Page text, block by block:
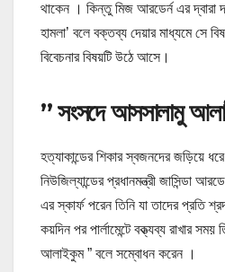
থাকেন । কিন্তু মিজ আরডের্ন এর দ্বারা
হামলা’ বলে বক্তব্য দেয়ার মাধ্যমে সে
বিবেচনার বিষয়টি উঠে আসে।
” সংসদে আসসালামু
হত্যাকান্ডের শিকার স্বজনদের জড়িয়ে ধরে
নিউজিল্যান্ডের প্রধানমন্ত্রী জাসিন্ডা
এর স্কার্ফ পরেন তিনি যা তাদের প্রতি
কয়দিন পর পার্লামেন্টে বক্ত্যব্য রাখার
আলাইকুম ” বলে সম্বোধন করেন ।